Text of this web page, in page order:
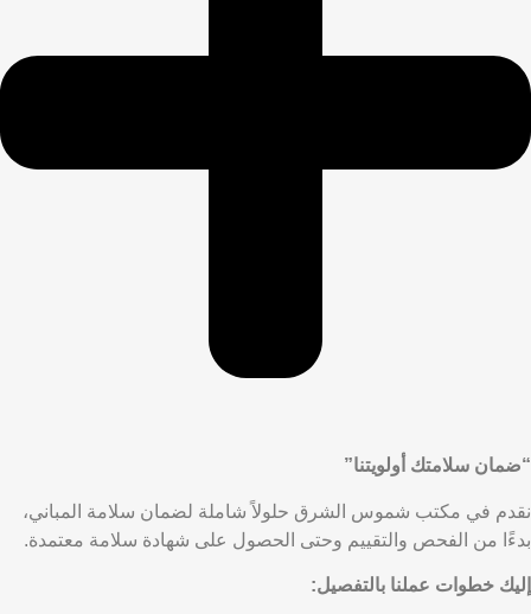
“ضمان سلامتك أولويتنا”
نقدم في مكتب شموس الشرق حلولاً شاملة لضمان سلامة المباني،
بدءًا من الفحص والتقييم وحتى الحصول على شهادة سلامة معتمدة.
إليك خطوات عملنا بالتفصيل: